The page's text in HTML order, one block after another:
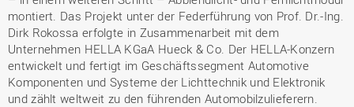
montiert. Das Projekt unter der Federführung von Prof. Dr.-Ing.
Dirk Rokossa erfolgte in Zusammenarbeit mit dem
Unternehmen HELLA KGaA Hueck & Co. Der HELLA-Konzern
entwickelt und fertigt im Geschäftssegment Automotive
Komponenten und Systeme der Lichttechnik und Elektronik
und zählt weltweit zu den führenden Automobilzulieferern.